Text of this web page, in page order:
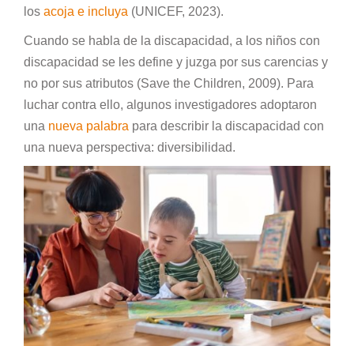
los acoja e incluya (UNICEF, 2023).
Cuando se habla de la discapacidad, a los niños con
discapacidad se les define y juzga por sus carencias y
no por sus atributos (Save the Children, 2009). Para
luchar contra ello, algunos investigadores adoptaron
una nueva palabra para describir la discapacidad con
una nueva perspectiva: diversibilidad.